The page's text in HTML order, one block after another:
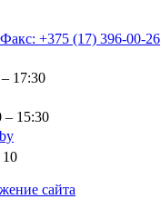
Факс: +375 (17) 396-00-26
17:30
15:30
10
сайта